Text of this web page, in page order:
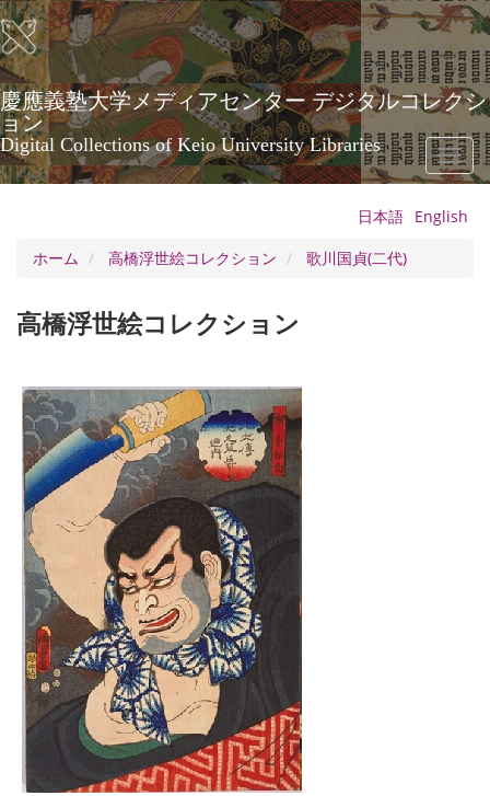
メ
イ
ン
コ
ン
テ
ン
ツ
に
慶應義塾大学メディアセンター デジタルコレクシ
ョン
Digital Collections of Keio University Libraries
Toggle
日本語 English
ホーム
高橋浮世絵コレクション 歌川国貞(二代)
高橋浮世絵コレクション